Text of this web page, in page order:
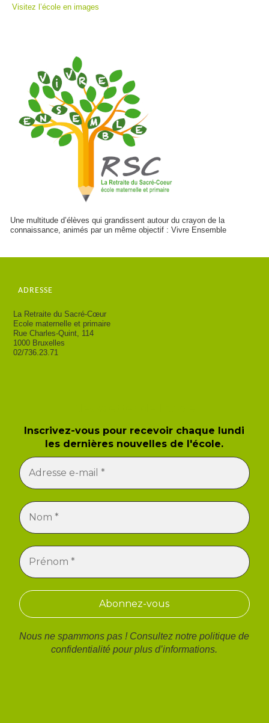
Visitez l’école en images
Une multitude d’élèves qui grandissent autour du crayon de la
connaissance, animés par un même objectif : Vivre Ensemble
ADRESSE
La Retraite du Sacré-Cœur
Ecole maternelle et primaire
Rue Charles-Quint, 114
1000 Bruxelles
02/736.23.71
Inscrivez-vous pour recevoir chaque lundi
les dernières nouvelles de l'école.
Nous ne spammons pas ! Consultez notrepolitique de
confidentialité pour plus d’informations.